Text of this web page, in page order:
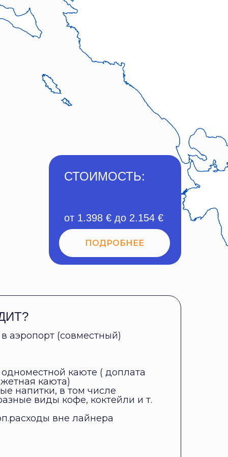
СТОИМОСТЬ:
от 1.398 € до 2.154 €
ПОДРОБНЕЕ
аэропорт (совместный)
каюте ( доплата
каюта)
напитки, в том числе
виды кофе, коктейли и т.
вне лайнера